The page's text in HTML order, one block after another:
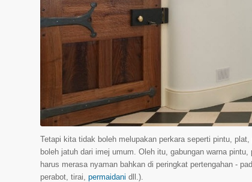
Tetapi kita tidak boleh melupakan perkara seperti pintu,
boleh jatuh dari imej umum. Oleh itu, gabungan warna
harus merasa nyaman bahkan di peringkat pertengahan -
perabot, tirai, permaidani dll.).